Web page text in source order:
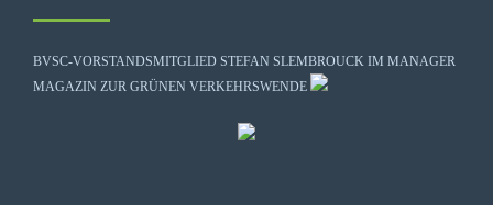
BVSC-VORSTANDSMITGLIED STEFAN SLEMBROUCK IM MANAGER
MAGAZIN ZUR GRÜNEN VERKEHRSWENDE